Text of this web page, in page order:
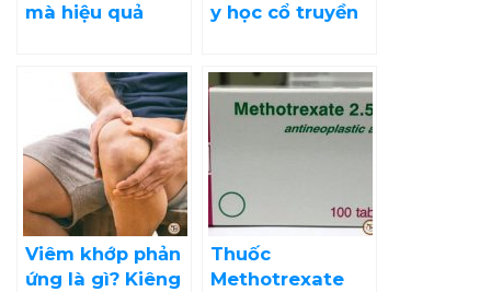
mà hiệu quả
y học cổ truyền
Viêm khớp phản
ứng là gì? Kiêng
Thuốc
Methotrexate